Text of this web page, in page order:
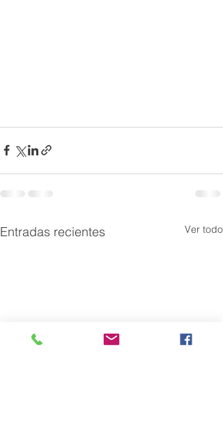
Entradas recientes Ver todo